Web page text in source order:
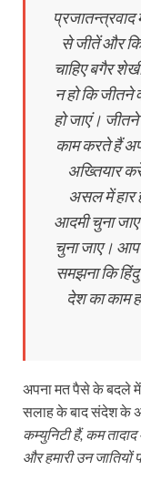
प्रजातन्त्रवाद
से जीतें और
चाहिए बगैर
न हो कि
हो जाएं।
काम करते हैं
अख्तियार
असल में हार
आदमी चुना
चुना जाए। आप
समझना कि
देश का काम
अपना मत पैसे के बदले
सलाह के बाद संदेश के
कम्युनिटी हैं, कम
और हमारी उन